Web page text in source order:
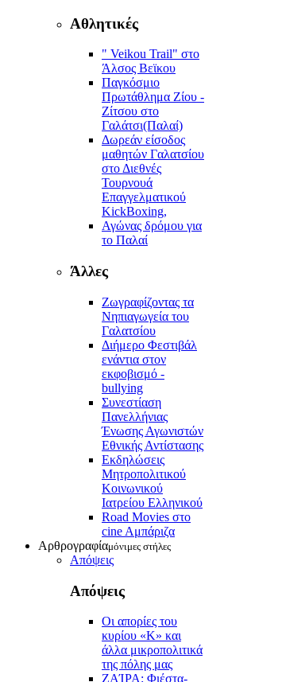
Αθλητικές
" Veikou Trail" στο
Άλσος Βεϊκου
Παγκόσμιο
Πρωτάθλημα Ζίου -
Ζίτσου στο
Γαλάτσι(Παλαί)
Δωρεάν είσοδος
μαθητών Γαλατσίου
στο Διεθνές
Τουρνουά
Επαγγελματικού
KickBoxing,
Αγώνας δρόμου για
το Παλαί
Άλλες
Ζωγραφίζοντας τα
Νηπιαγωγεία του
Γαλατσίου
Διήμερο Φεστιβάλ
ενάντια στον
εκφοβισμό -
bullying
Συνεστίαση
Πανελλήνιας
Ένωσης Αγωνιστών
Εθνικής Αντίστασης
Εκδηλώσεις
Μητροπολιτικού
Κοινωνικού
Ιατρείου Ελληνικού
Road Movies στο
cine Aμπάριζα
Αρθρογραφίαμόνιμες στήλες
Απόψεις
Απόψεις
Οι απορίες του
κυρίου «Κ» και
άλλα μικροπολιτικά
της πόλης μας
ZAΊΡΑ: Φιέστα-